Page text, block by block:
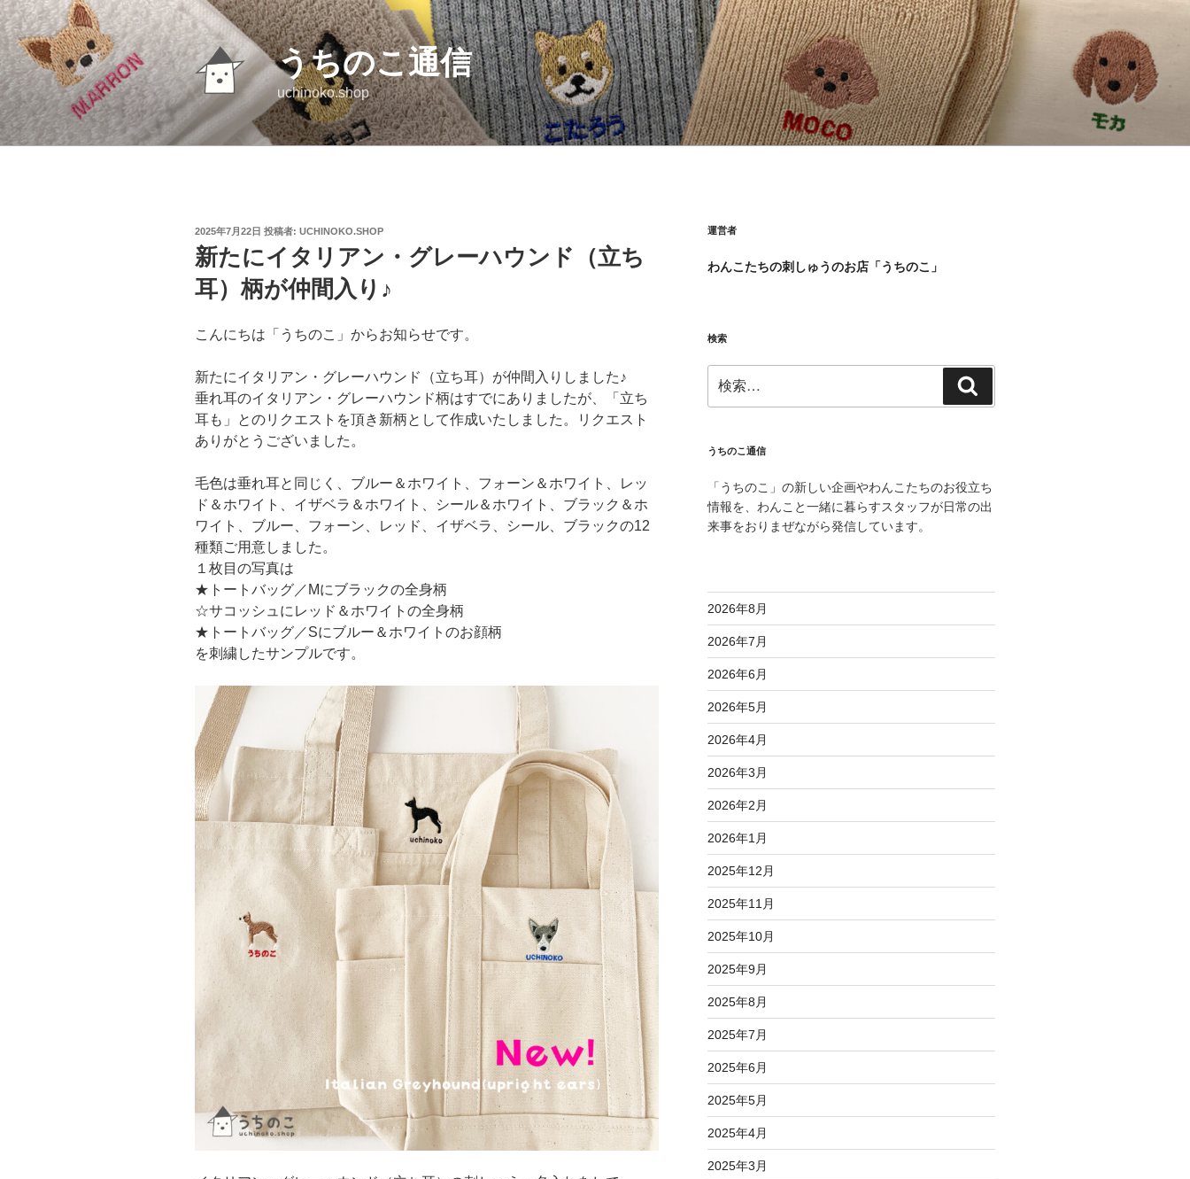
コ
ン
テ
ン
ツ
へ
ス
うちのこ通信
uchinoko.shop
投
稿
日:
2025年7月22日 投稿者: UCHINOKO.SHOP
新たにイタリアン・グレーハウンド（立ち
耳）柄が仲間入り♪
こんにちは「うちのこ」からお知らせです。
新たにイタリアン・グレーハウンド（立ち耳）が仲間入りしました♪
垂れ耳のイタリアン・グレーハウンド柄はすでにありましたが、「立ち
耳も」とのリクエストを頂き新柄として作成いたしました。リクエスト
ありがとうございました。
毛色は垂れ耳と同じく、ブルー＆ホワイト、フォーン＆ホワイト、レッ
ド＆ホワイト、イザベラ＆ホワイト、シール＆ホワイト、ブラック＆ホ
ワイト、ブルー、フォーン、レッド、イザベラ、シール、ブラックの12
種類ご用意しました。
１枚目の写真は
★トートバッグ／Mにブラックの全身柄
☆サコッシュにレッド＆ホワイトの全身柄
★トートバッグ／Sにブルー＆ホワイトのお顔柄
を刺繍したサンプルです。
運営者
わんこたちの刺しゅうのお店「うちのこ」
検索
索:
索
うちのこ通信
「うちのこ」の新しい企画やわんこたちのお役立ち
情報を、わんこと一緒に暮らすスタッフが日常の出
来事をおりまぜながら発信しています。
2026年8月
2026年7月
2026年6月
2026年5月
2026年4月
2026年3月
2026年2月
2026年1月
2025年12月
2025年11月
2025年10月
2025年9月
2025年8月
2025年7月
2025年6月
2025年5月
2025年4月
2025年3月